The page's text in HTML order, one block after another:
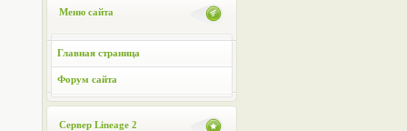
Меню сайта
Главная страница
Форум сайта
Сервер Lineage 2